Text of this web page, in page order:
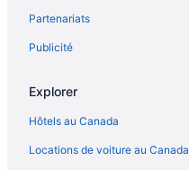
Partenariats
Publicité
Explorer
Hôtels au Canada
Locations de voiture au Canada